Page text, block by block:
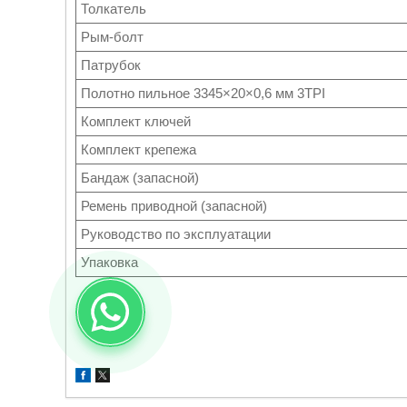
Толкатель
Рым-болт
Патрубок
Полотно пильное 3345×20×0,6 мм 3TPI
Комплект ключей
Комплект крепежа
Бандаж (запасной)
Ремень приводной (запасной)
Руководство по эксплуатации
Упаковка